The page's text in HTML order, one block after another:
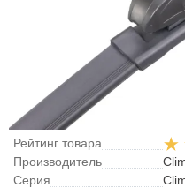
Рейтинг товара
Производитель
Серия